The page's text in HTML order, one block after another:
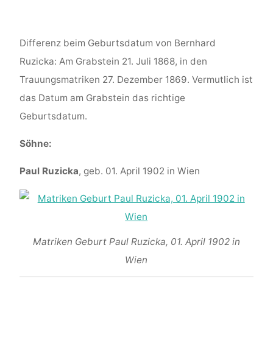
Differenz beim Geburtsdatum von Bernhard
Ruzicka: Am Grabstein 21. Juli 1868, in den
Trauungsmatriken 27. Dezember 1869. Vermutlich ist
das Datum am Grabstein das richtige
Geburtsdatum.
Söhne:
Paul Ruzicka, geb. 01. April 1902 in Wien
Matriken Geburt Paul Ruzicka, 01. April 1902 in
Wien